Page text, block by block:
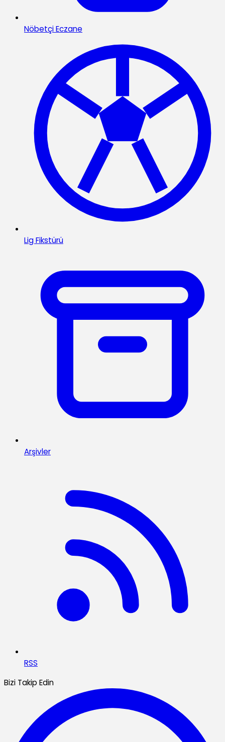
Nöbetçi Eczane
Lig Fikstürü
Arşivler
RSS
Bizi Takip Edin